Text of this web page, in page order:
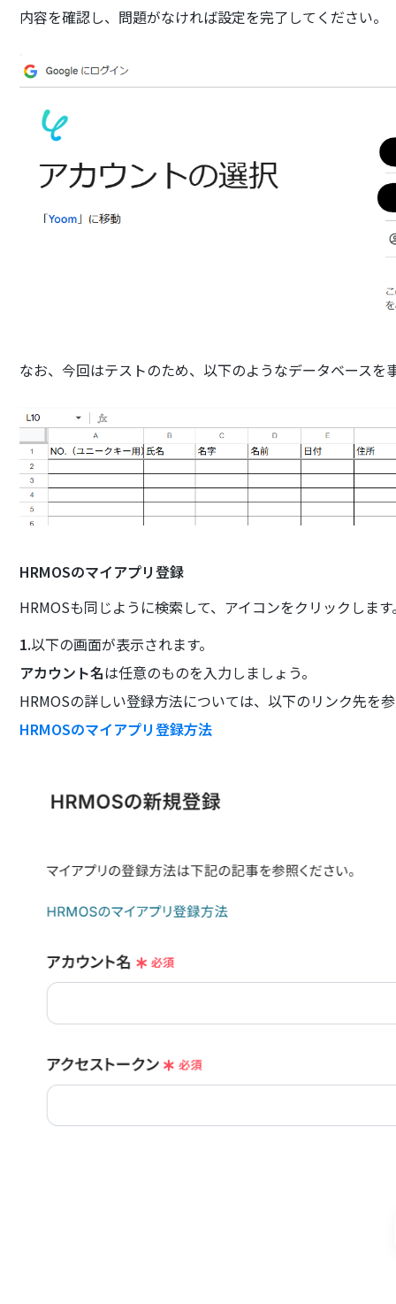
内容を確認し、問題がなければ設定を完了してください。
なお、今回はテストのため、以下のようなデータベースを
HRMOSのマイアプリ登録
HRMOSも同じように検索して、アイコンをクリックします
1.以下の画面が表示されます。
アカウント名は任意のものを入力しましょう。
HRMOSの詳しい登録方法については、以下のリンク先を
HRMOSのマイアプリ登録方法